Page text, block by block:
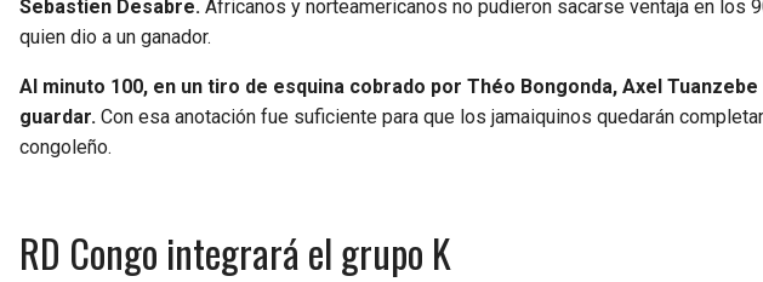
Sebastien Desabre. Africanos y norteamericanos no pudieron sacarse ventaja en los
quien dio a un ganador.
Al minuto 100, en un tiro de esquina cobrado por Théo Bongonda, Axel
guardar. Con esa anotación fue suficiente para que los jamaiquinos quedarán
congoleño.
RD Congo integrará el grupo K